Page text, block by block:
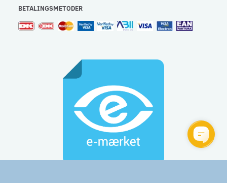
BETALINGSMETODER